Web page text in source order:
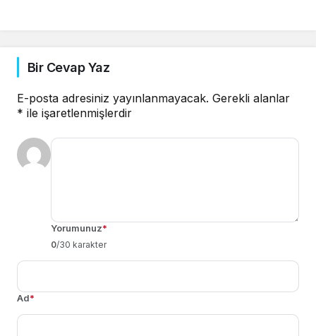
Bir Cevap Yaz
E-posta adresiniz yayınlanmayacak. Gerekli alanlar
* ile işaretlenmişlerdir
Yorumunuz*
0/30 karakter
Ad*